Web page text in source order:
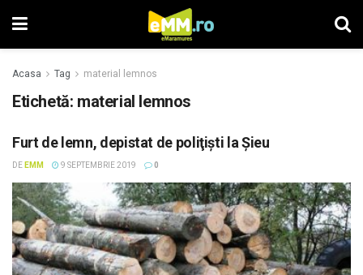
Acasa Tag material lemnos
Etichetă: material lemnos
Furt de lemn, depistat de poliţişti la Şieu
DE EMM 9 SEPTEMBRIE 2019 0